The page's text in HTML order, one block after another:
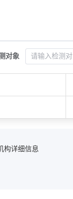
对象
构详细信息